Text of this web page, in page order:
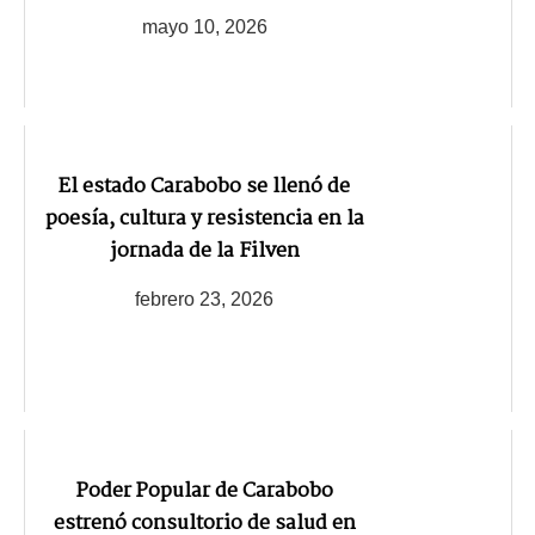
mayo 10, 2026
El estado Carabobo se llenó de
poesía, cultura y resistencia en la
jornada de la Filven
febrero 23, 2026
Poder Popular de Carabobo
estrenó consultorio de salud en